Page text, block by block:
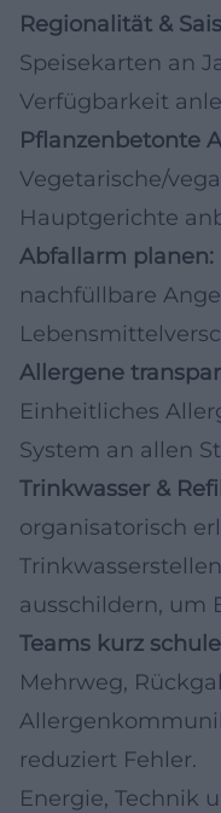
Regionalität &
Speisekarten an
Verfügbarkeit
Pflanzenbetonte
Vegetarische/
Hauptgerichte
Abfallarm planen:
nachfüllbare
Allergene
Einheitliches
System an allen
Trinkwasser &
organisatorisch
ausschildern, um
Teams kurz
Mehrweg,
reduziert Fehler.
Energie, Technik